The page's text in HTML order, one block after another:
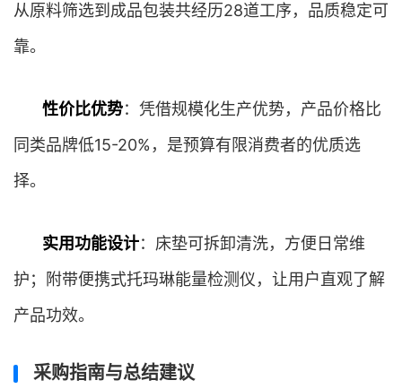
从原料筛选到成品包装共经历28道工序，品质稳定可
靠。
性价比优势：凭借规模化生产优势，产品价格比
同类品牌低15-20%，是预算有限消费者的优质选
择。
实用功能设计：床垫可拆卸清洗，方便日常维
护；附带便携式托玛琳能量检测仪，让用户直观了解
产品功效。
采购指南与总结建议